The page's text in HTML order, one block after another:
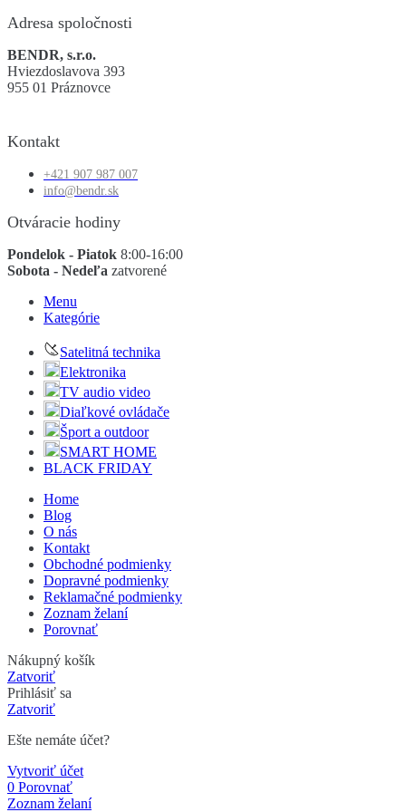
Adresa spoločnosti
BENDR, s.r.o.
Hviezdoslavova 393
955 01 Práznovce
Kontakt
+421 907 987 007
info@bendr.sk
Otváracie hodiny
Pondelok - Piatok 8:00-16:00
Sobota - Nedeľa zatvorené
Menu
Kategórie
Satelitná technika
Elektronika
TV audio video
Diaľkové ovládače
Šport a outdoor
SMART HOME
BLACK FRIDAY
Home
Blog
O nás
Kontakt
Obchodné podmienky
Dopravné podmienky
Reklamačné podmienky
Zoznam želaní
Porovnať
Nákupný košík
Zatvoriť
Prihlásiť sa
Zatvoriť
Ešte nemáte účet?
Vytvoriť účet
0 Porovnať
Zoznam želaní